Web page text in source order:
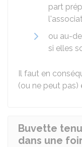
part
ou au-
si elles
Il faut en
(ou ne peut pas)
Buvette
dans une